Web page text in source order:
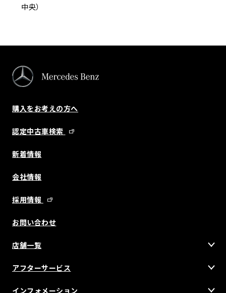
中央）
購入をお考えの方へ
認定中古車検索
新着情報
会社情報
採用情報
お問い合わせ
店舗一覧
アフターサービス
インフォメーション